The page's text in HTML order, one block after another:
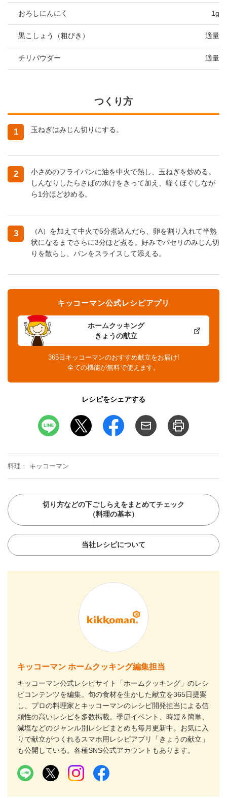
おろしにんにく 1g
黒こしょう（粗びき） 適量
チリパウダー 適量
つくり方
1 玉ねぎはみじん切りにする。
2
小さめのフライパンに油を中火で熱し、玉ねぎを炒める。
しんなりしたらさばの水けをきって加え、軽くほぐしなが
ら1分ほど炒める。
3
（A）を加えて中火で5分煮込んだら、卵を割り入れて半熟
状になるまでさらに3分ほど煮る。好みでパセリのみじん切
りを散らし、パンをスライスして添える。
ホームクッキング
きょうの献立
キッコーマン公式レシピアプリ
365日キッコーマンのおすすめ献立をお届け!
全ての機能が無料で使えます。
レシピをシェアする
料理 キッコーマン
切り方などの下ごしらえをまとめてチェック
（料理の基本）
当社レシピについて
キッコーマン ホームクッキング編集担当
キッコーマン公式レシピサイト「ホームクッキング」のレシ
ピコンテンツを編集。旬の食材を生かした献立を365日提案
し、プロの料理家とキッコーマンのレシピ開発担当による信
頼性の高いレシピを多数掲載。季節イベント、時短＆簡単、
減塩などのジャンル別レシピまとめも毎月更新中。お気に入
りで献立がつくれるスマホ用レシピアプリ「きょうの献立」
も公開している。各種SNS公式アカウントもあります。